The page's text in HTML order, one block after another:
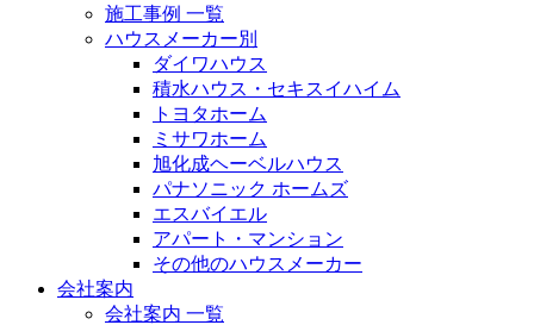
施工事例 一覧
ハウスメーカー別
ダイワハウス
積水ハウス・セキスイハイム
トヨタホーム
ミサワホーム
旭化成ヘーベルハウス
パナソニック ホームズ
エスバイエル
アパート・マンション
その他のハウスメーカー
会社案内
会社案内 一覧